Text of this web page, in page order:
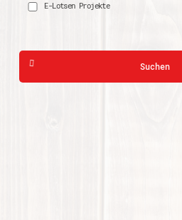
E-Lotsen Projekte
Suchen